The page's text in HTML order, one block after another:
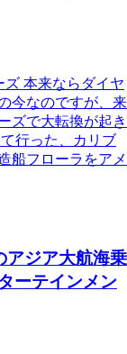
本来ならダイヤ
今なのですが、来
ズで大転換が起き
行った、カリブ
船フローラをアメ
アジア大航海乗
ーテインメン